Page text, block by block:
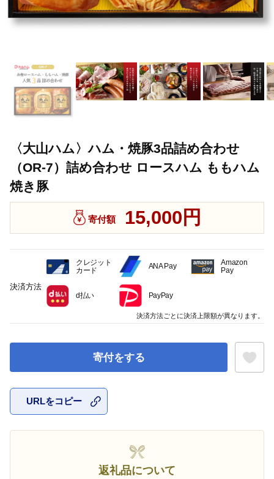
〈大山ハム〉ハム・焼豚3品詰め合わせ
（OR-7）詰め合わせ ロースハム ももハム
焼き豚
寄付額 15,000円
寄付をする
URLをコピー
返礼品について
決済方法
クレジット
カード
ANA Pay
Amazon
Pay
d払い PayPay
決済方法ごとに決済上限額が異なります。